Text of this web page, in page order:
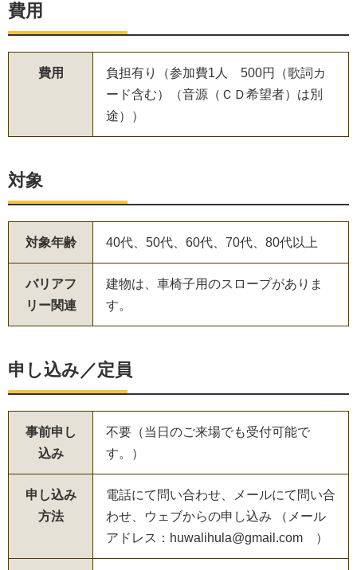
費用
費用
負担有り（参加費1人 500円（歌詞カ
ード含む）（音源（ＣＤ希望者）は別
途））
対象
対象年齢 40代、50代、60代、70代、80代以上
バリアフ
リー関連
建物は、車椅子用のスロープがありま
す。
申し込み／定員
事前申し
込み
不要（当日のご来場でも受付可能で
す。）
申し込み
方法
電話にて問い合わせ、メールにて問い合
わせ、ウェブからの申し込み （メール
アドレス：huwalihula@gmail.com ）